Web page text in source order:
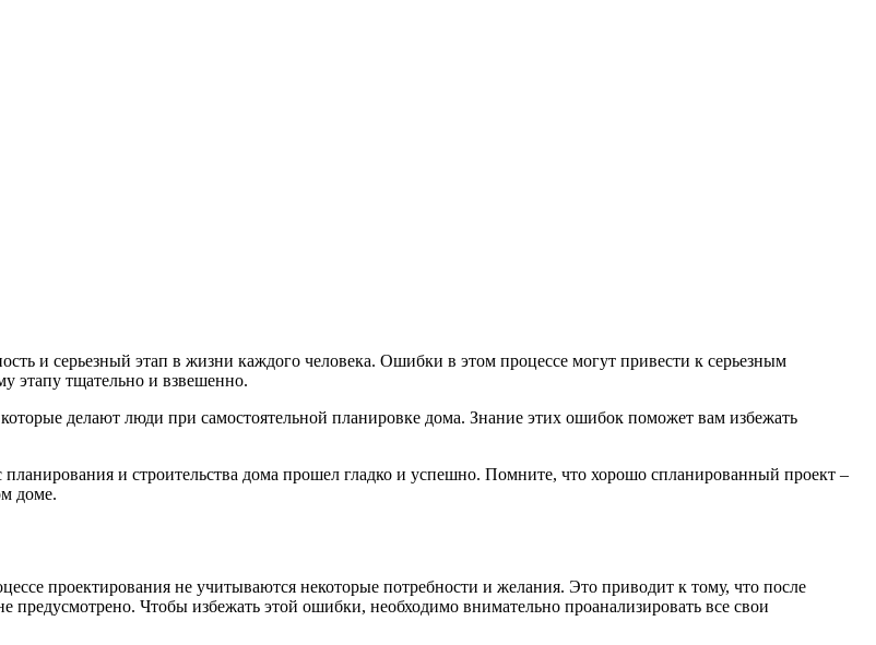
и серьезный этап в жизни каждого человека. Ошибки в этом процессе могут привести к серьезным
этапу тщательно и взвешенно.
делают люди при самостоятельной планировке дома. Знание этих ошибок поможет вам избежать
и строительства дома прошел гладко и успешно. Помните, что хорошо спланированный проект –
доме.
проектирования не учитываются некоторые потребности и желания. Это приводит к тому, что после
предусмотрено. Чтобы избежать этой ошибки, необходимо внимательно проанализировать все свои